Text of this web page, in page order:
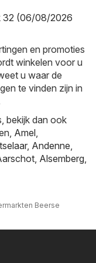
32 (06/08/2026
en promoties
winkelen voor u
u waar de
te vinden zijn in
bekijk dan ook
Amel,
, Andenne,
, Alsemberg,
Beerse